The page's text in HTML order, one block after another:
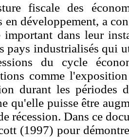
fiscale des
en développement, a
important dans leur
pays industrialisés qui
du cycle
comme
durant les périodes
qu'elle puisse être
récession. Dans ce
(1997) pour